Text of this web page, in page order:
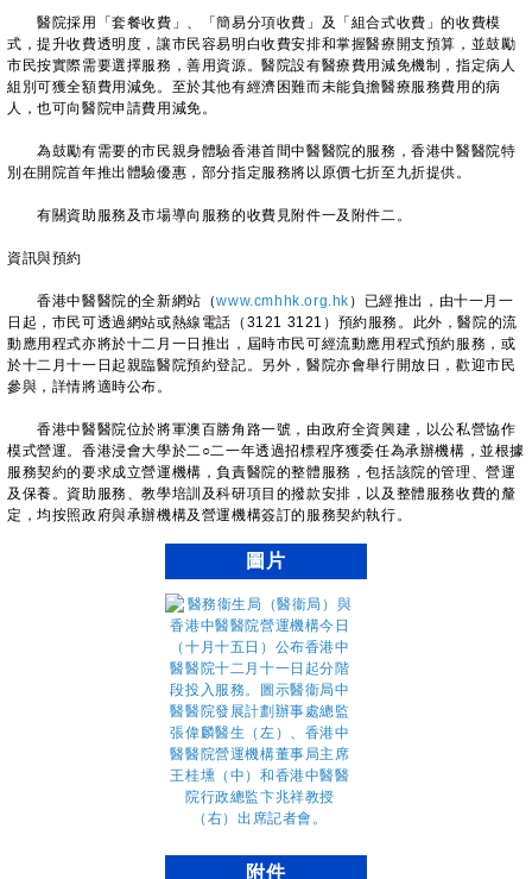
醫院採用「套餐收費」、「簡易分項收費」及「組合式收費」的收費模
式，提升收費透明度，讓市民容易明白收費安排和掌握醫療開支預算，並鼓勵
市民按實際需要選擇服務，善用資源。醫院設有醫療費用減免機制，指定病人
組別可獲全額費用減免。至於其他有經濟困難而未能負擔醫療服務費用的病
人，也可向醫院申請費用減免。
為鼓勵有需要的市民親身體驗香港首間中醫醫院的服務，香港中醫醫院特
別在開院首年推出體驗優惠，部分指定服務將以原價七折至九折提供。
有關資助服務及市場導向服務的收費見附件一及附件二。
資訊與預約
香港中醫醫院的全新網站（www.cmhhk.org.hk ）已經推出，由十一月一
日起，市民可透過網站或熱線電話（3121 3121）預約服務。此外，醫院的流
動應用程式亦將於十二月一日推出，屆時市民可經流動應用程式預約服務，或
於十二月十一日起親臨醫院預約登記。另外，醫院亦會舉行開放日，歡迎市民
參與，詳情將適時公布。
香港中醫醫院位於將軍澳百勝角路一號，由政府全資興建，以公私營協作
模式營運。香港浸會大學於二○二一年透過招標程序獲委任為承辦機構，並根據
服務契約的要求成立營運機構，負責醫院的整體服務，包括該院的管理、營運
及保養。資助服務、教學培訓及科研項目的撥款安排，以及整體服務收費的釐
定，均按照政府與承辦機構及營運機構簽訂的服務契約執行。
圖片
附件